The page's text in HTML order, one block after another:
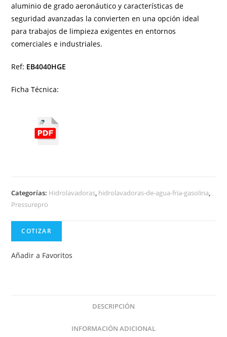
aluminio de grado aeronáutico y características de
seguridad avanzadas la convierten en una opción ideal
para trabajos de limpieza exigentes en entornos
comerciales e industriales.
Ref: EB4040HGE
Ficha Técnica:
Categorías: Hidrolavadoras, hidrolavadoras-de-agua-fria-gasolina,
Pressurepro
COTIZAR
Añadir a Favoritos
DESCRIPCIÓN
INFORMACIÓN ADICIONAL